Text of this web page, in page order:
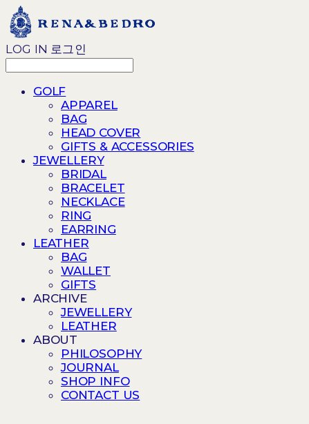
LOG IN 로그인
GOLF
APPAREL
BAG
HEAD COVER
GIFTS & ACCESSORIES
JEWELLERY
BRIDAL
BRACELET
NECKLACE
RING
EARRING
LEATHER
BAG
WALLET
GIFTS
ARCHIVE
JEWELLERY
LEATHER
ABOUT
PHILOSOPHY
JOURNAL
SHOP INFO
CONTACT US